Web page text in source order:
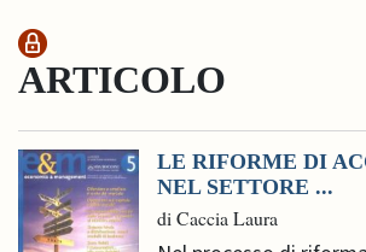
ARTICOLO
LE RIFORME DI
NEL SETTORE ...
di Caccia Laura